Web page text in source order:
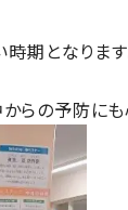
期となります
らの予防にも